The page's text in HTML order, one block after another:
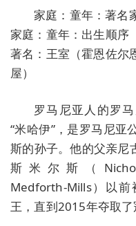
家庭：童年：著名
家庭：童年：出生顺序
著名：王室（霍恩佐尔
屋）
罗马尼亚人的罗
“米哈伊”，是罗马尼亚
斯的孙子。他的父亲尼
斯米尔斯（
Medforth-Mills）以
王，直到2015年夺取了